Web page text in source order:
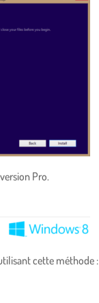
Pro.
cette méthode :